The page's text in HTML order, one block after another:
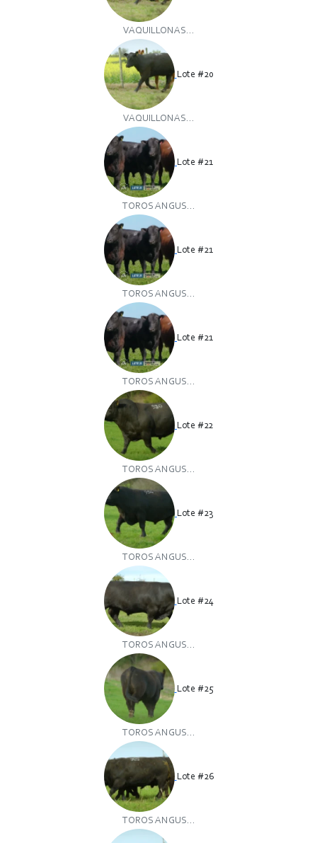
VAQUILLONAS...
Lote #20
VAQUILLONAS...
Lote #21
TOROS ANGUS...
Lote #21
TOROS ANGUS...
Lote #21
TOROS ANGUS...
Lote #22
TOROS ANGUS...
Lote #23
TOROS ANGUS...
Lote #24
TOROS ANGUS...
Lote #25
TOROS ANGUS...
Lote #26
TOROS ANGUS...